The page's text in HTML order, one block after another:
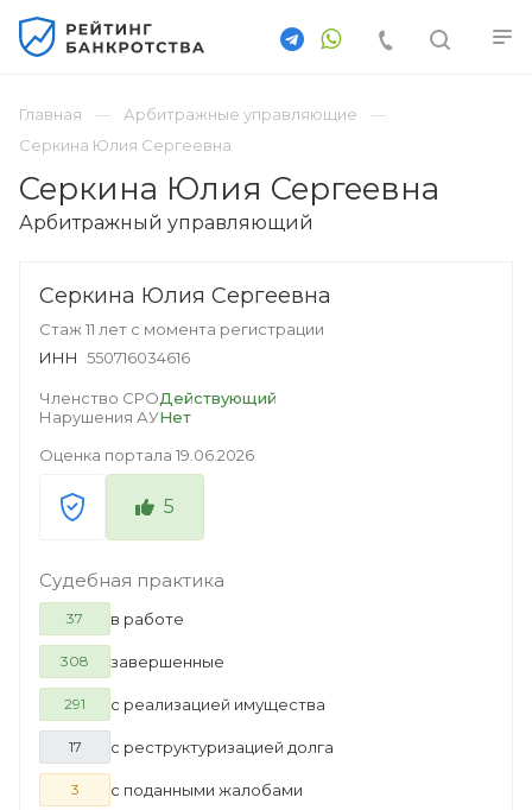
Главная
Арбитражные управляющие
Серкина Юлия Сергеевна
Серкина Юлия Сергеевна
Арбитражный управляющий
Серкина Юлия Сергеевна
Стаж 11 лет с момента регистрации
ИНН 550716034616
Членство СРОДействующий
Нарушения АУНет
Оценка портала 19.06.2026
5
Судебная практика
37 в работе
308 завершенные
291 с реализацией имущества
17 с реструктуризацией долга
3 с поданными жалобами